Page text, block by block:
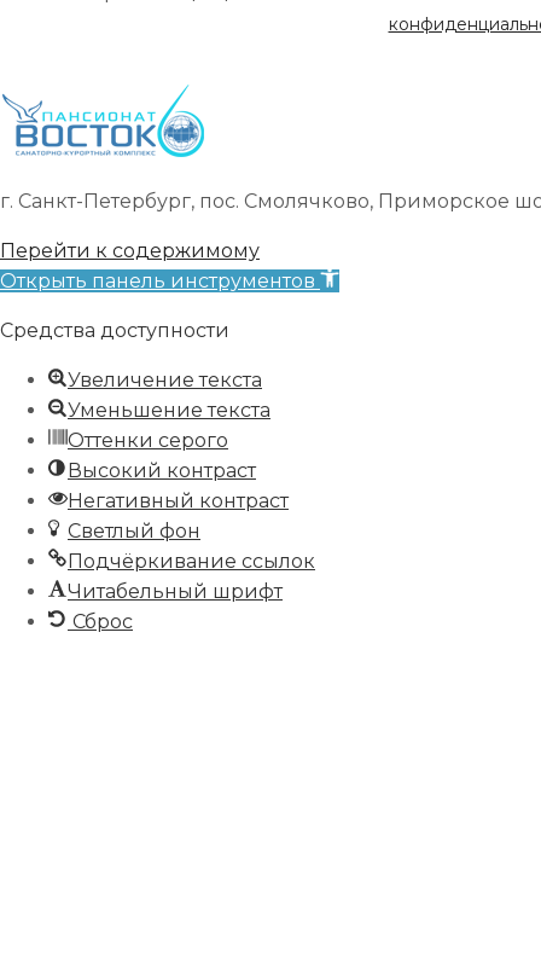
г. Санкт-Петербург, пос. Смолячково, Приморское
Перейти к содержимому
Открыть панель инструментов
Средства доступности
Увеличение текста
Уменьшение текста
Оттенки серого
Высокий контраст
Негативный контраст
Светлый фон
Подчёркивание ссылок
Читабельный шрифт
Сброс